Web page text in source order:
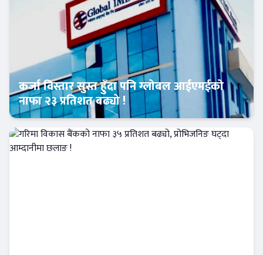
Banner News
कर्जा विस्तार सुस्त हुँदा पनि ग्लोबल आईएमईको
नाफा २३ प्रतिशत बढ्यो !